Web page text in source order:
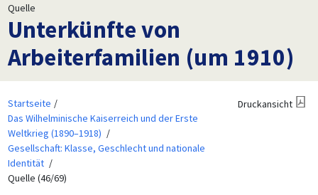
Quelle
Unterkünfte von
Arbeiterfamilien (um 1910)
Startseite
Das Wilhelminische Kaiserreich und der Erste
Weltkrieg (1890–1918)
Gesellschaft: Klasse, Geschlecht und nationale
Identität
Quelle (46/69)
Druckansicht